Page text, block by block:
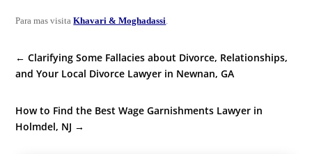
Para mas visitaKhavari & Moghadassi
←Clarifying Some Fallacies about Divorce, Relationships,
and Your Local Divorce Lawyer in Newnan, GA
How to Find the Best Wage Garnishments Lawyer in
Holmdel, NJ →